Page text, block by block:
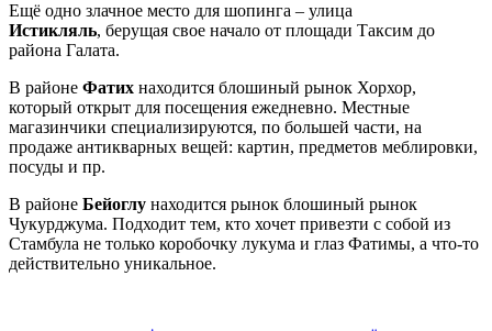
Ещё одно злачное место для шопинга – улица
Истикляль, берущая свое начало от площади Таксим до
района Галата.
В районе Фатих находится блошиный рынок Хорхор,
который открыт для посещения ежедневно. Местные
магазинчики специализируются, по большей части, на
продаже антикварных вещей: картин, предметов меблировки,
посуды и пр.
В районе Бейоглу находится рынок блошиный рынок
Чукурджума. Подходит тем, кто хочет привезти с собой из
Стамбула не только коробочку лукума и глаз Фатимы, а что-то
действительно уникальное.